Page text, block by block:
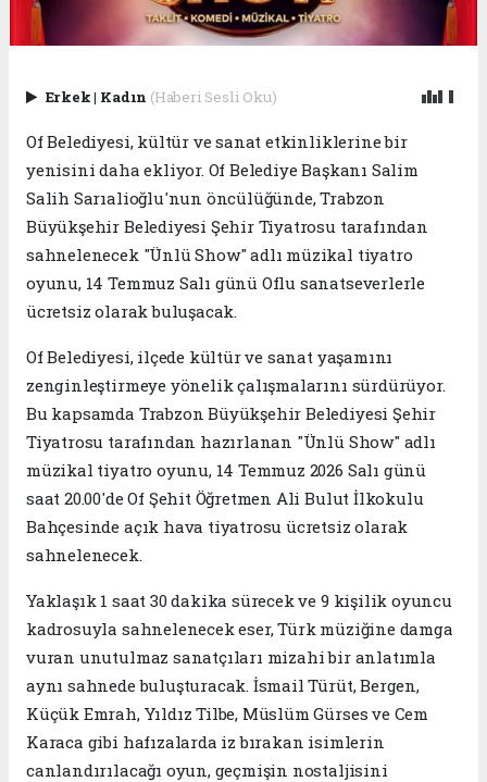
Erkek| Kadın (Haberi Sesli Oku)
Of Belediyesi, kültür ve sanat etkinliklerine bir
yenisini daha ekliyor. Of Belediye Başkanı Salim
Salih Sarıalioğlu'nun öncülüğünde, Trabzon
Büyükşehir Belediyesi Şehir Tiyatrosu tarafından
sahnelenecek "Ünlü Show" adlı müzikal tiyatro
oyunu, 14 Temmuz Salı günü Oflu sanatseverlerle
ücretsiz olarak buluşacak.
Of Belediyesi, ilçede kültür ve sanat yaşamını
zenginleştirmeye yönelik çalışmalarını sürdürüyor.
Bu kapsamda Trabzon Büyükşehir Belediyesi Şehir
Tiyatrosu tarafından hazırlanan "Ünlü Show" adlı
müzikal tiyatro oyunu, 14 Temmuz 2026 Salı günü
saat 20.00'de Of Şehit Öğretmen Ali Bulut İlkokulu
Bahçesinde açık hava tiyatrosu ücretsiz olarak
sahnelenecek.
Yaklaşık 1 saat 30 dakika sürecek ve 9 kişilik oyuncu
kadrosuyla sahnelenecek eser, Türk müziğine damga
vuran unutulmaz sanatçıları mizahi bir anlatımla
aynı sahnede buluşturacak. İsmail Türüt, Bergen,
Küçük Emrah, Yıldız Tilbe, Müslüm Gürses ve Cem
Karaca gibi hafızalarda iz bırakan isimlerin
canlandırılacağı oyun, geçmişin nostaljisini